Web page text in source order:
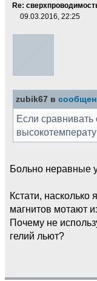
Re:
09.03.2016, 22:25
zubik67 в
Если
Больно неравные
Кстати,
магнитов мотают
Почему не
гелий льют?